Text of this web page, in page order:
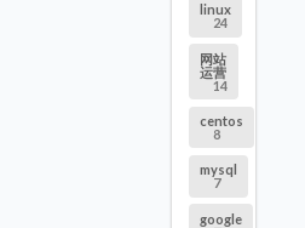
linux
24
网站
运营
14
centos
8
mysql
7
google